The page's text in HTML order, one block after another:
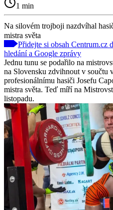
1 min
Na silovém trojboji nazdvíhal
mistra světa
Přidejte si obsah Centrum.cz
hledání a Google zprávy
Jednu tunu se podařilo na
na Slovensku zdvihnout v součtu
profesionálnímu hasiči Josefu
mistra světa. Teď míří na
listopadu.